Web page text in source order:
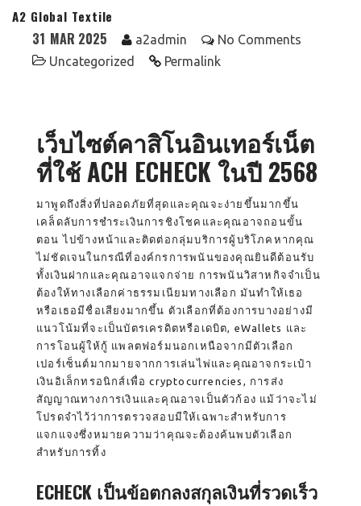
A2 Global Textile
31 MAR 2025 a2admin
No Comments
Uncategorized
Permalink
เว็บไซต์คาสิโนอินเทอร์เน็ต
ที่ใช้ ACH ECHECK ในปี 2568
มาพูดถึงสิ่งที่ปลอดภัยที่สุดและคุณจะง่ายขึ้นมากขึ้น
เคล็ดลับการชำระเงินการชิงโชคและคุณอาจถอนขั้น
ตอน ไปข้างหน้าและติดต่อกลุ่มบริการผู้บริโภคหากคุณ
ไม่ชัดเจนในกรณีที่องค์กรการพนันของคุณยินดีต้อนรับ
ทั้งเงินฝากและคุณอาจแจกจ่าย การพนันวิสาหกิจจำเป็น
ต้องให้ทางเลือกค่าธรรมเนียมทางเลือก มันทำให้เธอ
หรือเธอมีชื่อเสียงมากขึ้น ตัวเลือกที่ต้องการบางอย่างมี
แนวโน้มที่จะเป็นบัตรเครดิตหรือเดบิต, eWallets และ
การโอนผู้ให้กู้ แพลตฟอร์มนอกเหนือจากมีตัวเลือก
เปอร์เซ็นต์มากมายจากการเล่นไพ่และคุณอาจกระเป๋า
เงินอิเล็กทรอนิกส์เพื่อ cryptocurrencies, การส่ง
สัญญาณทางการเงินและคุณอาจเป็นตัวก้อง แม้ว่าจะไม่
โปรดจำไว้ว่าการตรวจสอบมีให้เฉพาะสำหรับการ
แจกแจงซึ่งหมายความว่าคุณจะต้องค้นพบตัวเลือก
สำหรับการทิ้ง
ECHECK เป็นข้อตกลงสกุลเงินที่รวดเร็ว